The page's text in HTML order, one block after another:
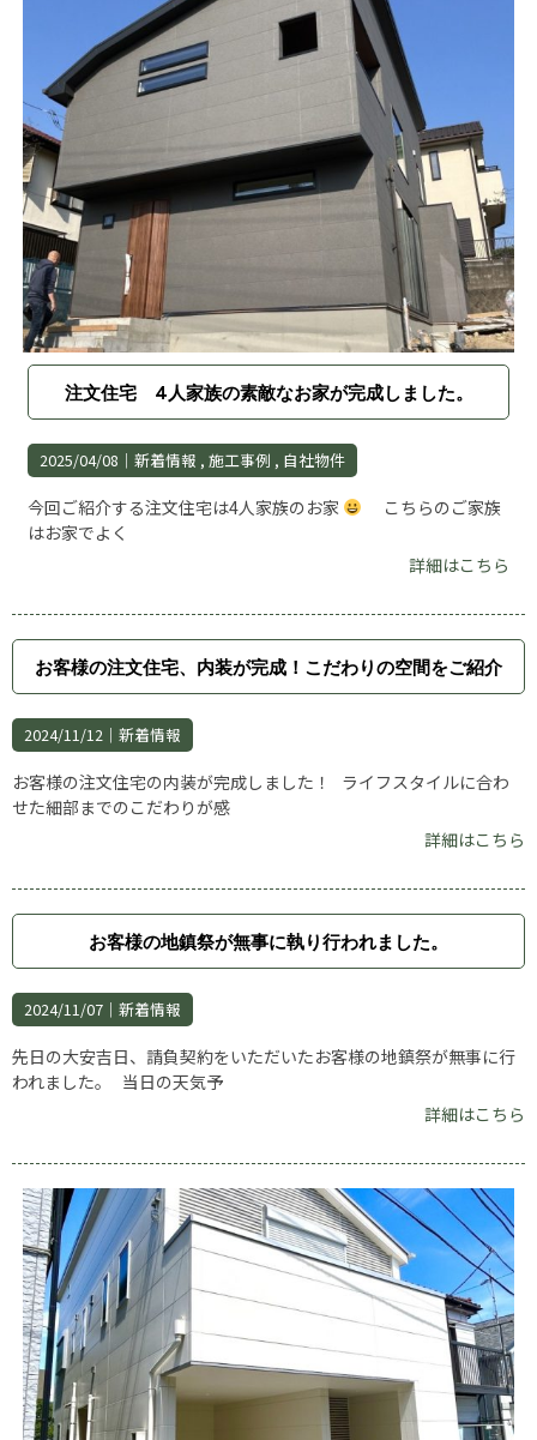
注文住宅 4人家族の素敵なお家が完成しました。
2025/04/08｜ 新着情報 施工事例 自社物件
今回ご紹介する注文住宅は4人家族のお家
こちらのご家族
はお家でよく
詳細はこちら
お客様の注文住宅、内装が完成！こだわりの空間をご紹介
2024/11/12｜ 新着情報
お客様の注文住宅の内装が完成しました！ ライフスタイルに合わ
せた細部までのこだわりが感
詳細はこちら
お客様の地鎮祭が無事に執り行われました。
2024/11/07｜ 新着情報
先日の大安吉日、請負契約をいただいたお客様の地鎮祭が無事に行
われました。 当日の天気予
詳細はこちら